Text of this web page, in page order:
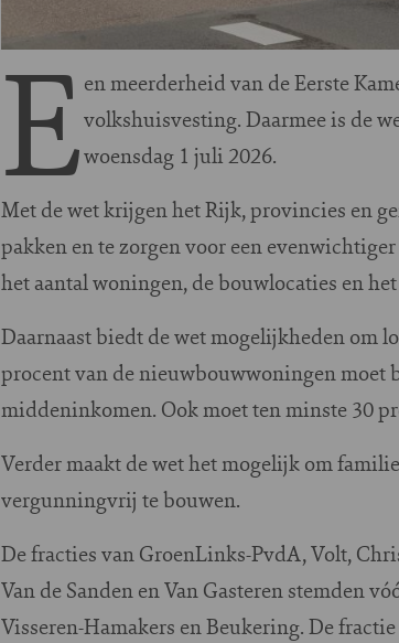
Een meerderheid van de Eerste
volkshuisvesting. Daarmee is de
woensdag 1 juli 2026.
Met de wet krijgen het Rijk, provincies en
pakken en te zorgen voor een
het aantal woningen, de bouwlocaties en
Daarnaast biedt de wet mogelijkheden om
procent van de nieuwbouwwoningen moet
middeninkomen. Ook moet ten minste 30
Verder maakt de wet het mogelijk om
vergunningvrij te bouwen.
De fracties van GroenLinks-PvdA, Volt,
Van de Sanden en Van Gasteren stemden
Visseren-Hamakers en Beukering. De